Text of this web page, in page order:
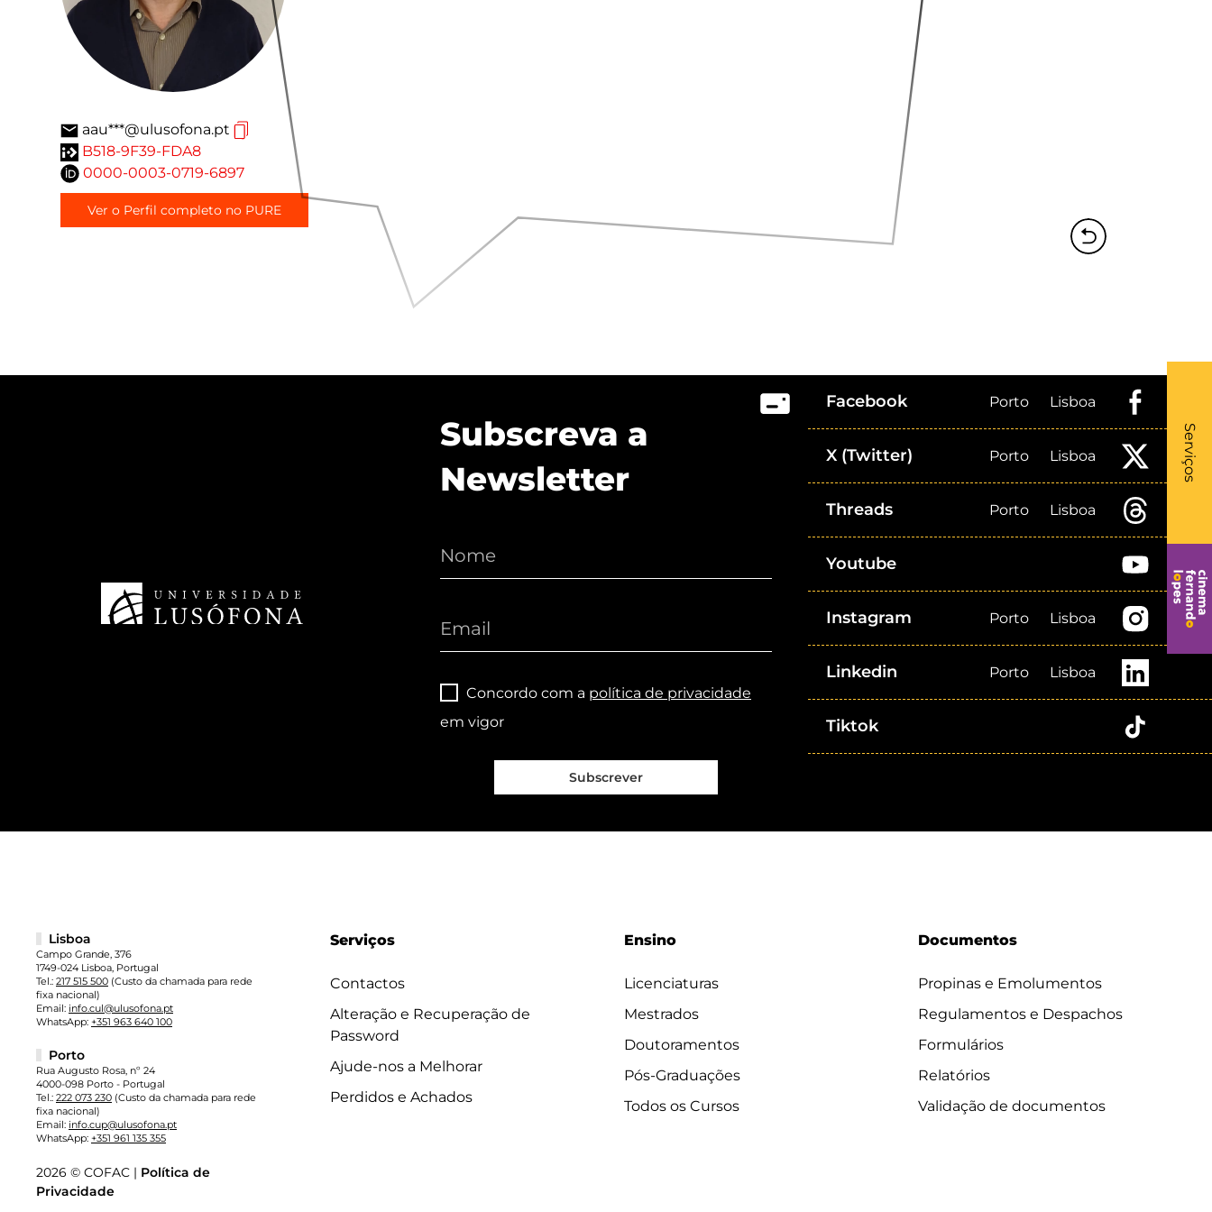
Serviços
-
aau***@ulusofona.pt
B518-9F39-FDA8
0000-0003-0719-6897
Ver o Perfil completo no PURE
Subscreva a
Newsletter
Concordo com a política de privacidade
em vigor
Subscrever
Facebook Porto Lisboa
X (Twitter) Porto Lisboa
Threads Porto Lisboa
Youtube
Instagram Porto Lisboa
Linkedin Porto Lisboa
Tiktok
Serviços
Contactos
Alteração e Recuperação de
Password
Ajude-nos a Melhorar
Perdidos e Achados
Ensino
Licenciaturas
Mestrados
Doutoramentos
Pós-Graduações
Todos os Cursos
Documentos
Propinas e Emolumentos
Regulamentos e Despachos
Formulários
Relatórios
Validação de documentos
Lisboa
Campo Grande, 376
1749-024 Lisboa, Portugal
Tel.: 217 515 500 (Custo da chamada para rede
fixa nacional)
Email: info.cul@ulusofona.pt
WhatsApp: +351 963 640 100
Porto
Rua Augusto Rosa, nº 24
4000-098 Porto - Portugal
Tel.: 222 073 230 (Custo da chamada para rede
fixa nacional)
Email: info.cup@ulusofona.pt
WhatsApp: +351 961 135 355
2026 © COFAC | Política de
Privacidade